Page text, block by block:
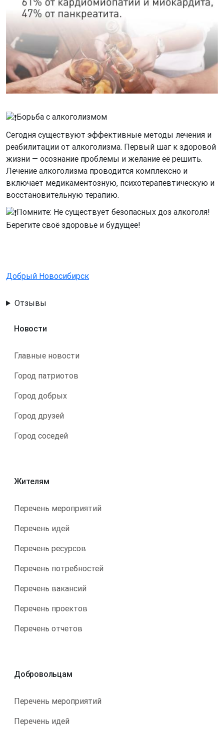
Борьба с алкоголизмом
Сегодня существуют эффективные методы лечения и
реабилитации от алкоголизма. Первый шаг к здоровой
жизни — осознание проблемы и желание её решить.
Лечение алкоголизма проводится комплексно и
включает медикаментозную, психотерапевтическую и
восстановительную терапию.
Помните: Не существует безопасных доз алкоголя!
Берегите своё здоровье и будущее!
Добрый Новосибирск
Отзывы
Новости
Главные новости
Город патриотов
Город добрых
Город друзей
Город соседей
Жителям
Перечень мероприятий
Перечень идей
Перечень ресурсов
Перечень потребностей
Перечень вакансий
Перечень проектов
Перечень отчетов
Добровольцам
Перечень мероприятий
Перечень идей